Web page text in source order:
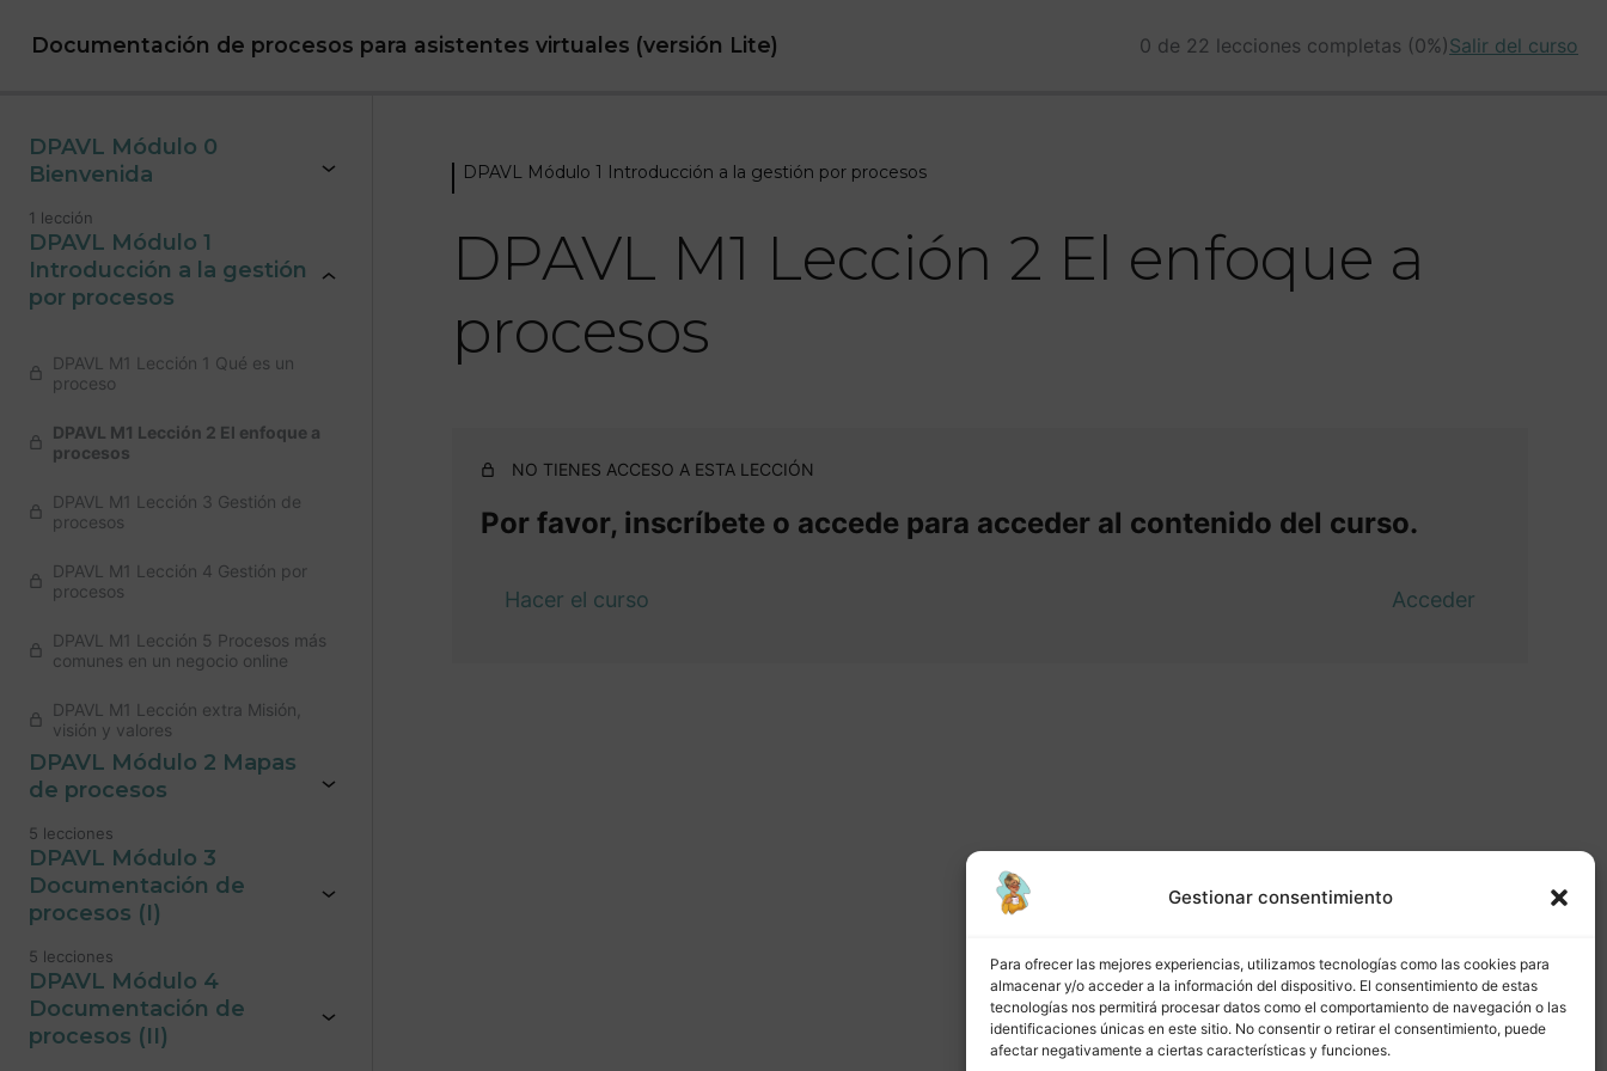
Gestionar consentimiento
Para ofrecer las mejores experiencias, utilizamos tecnologías como las cookies para
almacenar y/o acceder a la información del dispositivo. El consentimiento de estas
tecnologías nos permitirá procesar datos como el comportamiento de navegación o las
identificaciones únicas en este sitio. No consentir o retirar el consentimiento, puede
afectar negativamente a ciertas características y funciones.
Documentación de procesos para asistentes virtuales (versión Lite) 0 de 22 lecciones completas (0%)Salir del curso
DPAVL Módulo 0
Bienvenida
1 lección
DPAVL Módulo 1
Introducción a la gestión
por procesos
DPAVL M1 Lección 1 Qué es un
proceso
DPAVL M1 Lección 2 El enfoque a
procesos
DPAVL M1 Lección 3 Gestión de
procesos
DPAVL M1 Lección 4 Gestión por
procesos
DPAVL M1 Lección 5 Procesos más
comunes en un negocio online
DPAVL M1 Lección extra Misión,
visión y valores
DPAVL Módulo 2 Mapas
de procesos
5 lecciones
DPAVL Módulo 3
Documentación de
procesos (I)
5 lecciones
DPAVL Módulo 4
Documentación de
procesos (II)
DPAVL Módulo 1 Introducción a la gestión por procesos
DPAVL M1 Lección 2 El enfoque a
procesos
NO TIENES ACCESO A ESTA LECCIÓN
Por favor, inscríbete o accede para acceder al contenido del curso.
Hacer el curso Acceder